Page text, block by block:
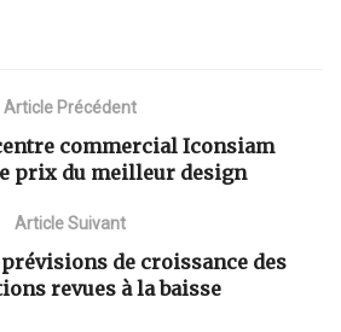
Article Précédent
commercial Iconsiam
prix du meilleur design
Article Suivant
de croissance des
revues à la baisse